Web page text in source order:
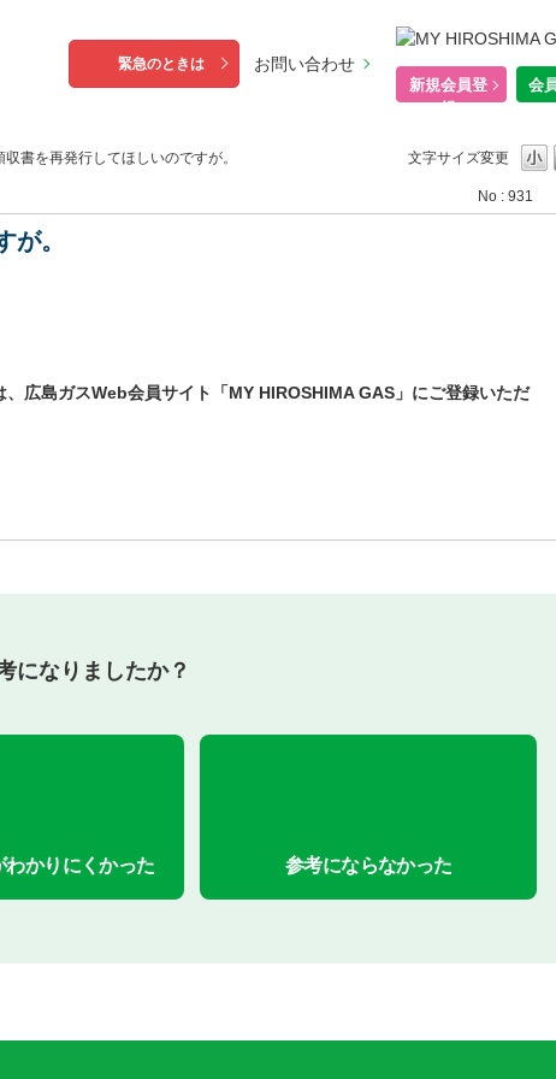
緊急のときは お問い合わせ
新規会員登
録
会
文字サイズ変更
収書を再発行してほしいのですが。
No : 931
。
広島ガスWeb会員サイト「MY HIROSHIMA GAS」にご登録いただ
になりましたか？
わかりにくかった 参考にならなかった